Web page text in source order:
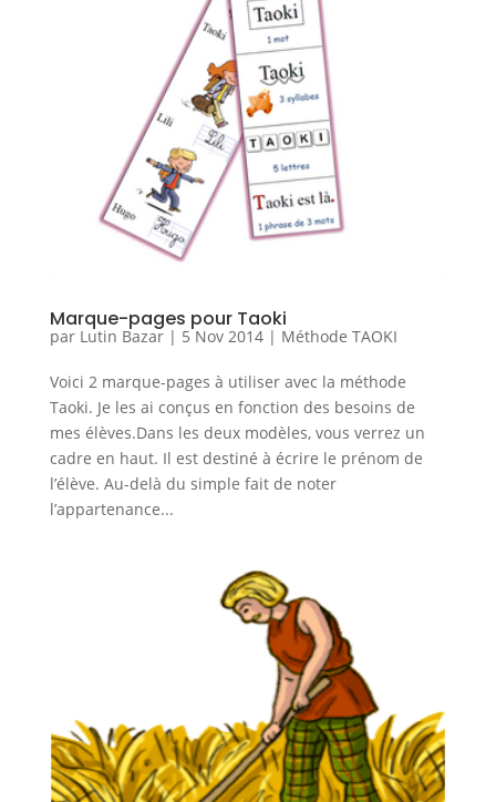
Marque-pages pour Taoki
par Lutin Bazar| 5 Nov 2014| Méthode TAOKI
Voici 2 marque-pages à utiliser avec la méthode
Taoki. Je les ai conçus en fonction des besoins de
mes élèves.Dans les deux modèles, vous verrez un
cadre en haut. Il est destiné à écrire le prénom de
l’élève. Au-delà du simple fait de noter
l’appartenance...